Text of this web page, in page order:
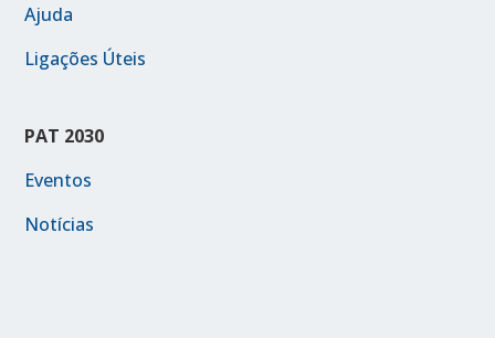
Ajuda
Ligações Úteis
PAT 2030
Eventos
Notícias